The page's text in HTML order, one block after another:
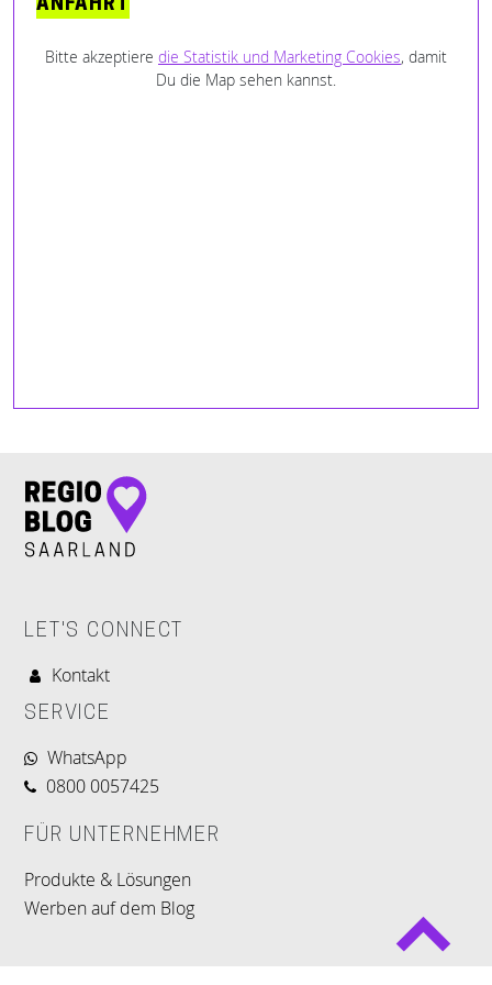
ANFAHRT
Bitte akzeptiere die Statistik und Marketing Cookies, damit
Du die Map sehen kannst.
LET'S CONNECT
Kontakt
SERVICE
WhatsApp
0800 0057425
FÜR UNTERNEHMER
Produkte & Lösungen
Werben auf dem Blog